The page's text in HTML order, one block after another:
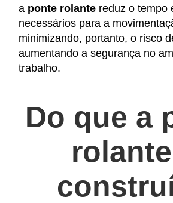
a ponte rolante reduz o tempo
necessários para a
minimizando, portanto, o risco
aumentando a segurança no
trabalho.
Do que a
rolante